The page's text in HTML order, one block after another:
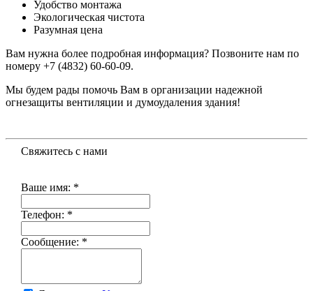
Удобство монтажа
Экологическая чистота
Разумная цена
Вам нужна более подробная информация? Позвоните нам по
номеру +7 (4832) 60-60-09.
Мы будем рады помочь Вам в организации надежной
огнезащиты вентиляции и думоудаления здания!
Свяжитесь с нами
Ваше имя: *
Телефон: *
Сообщение: *